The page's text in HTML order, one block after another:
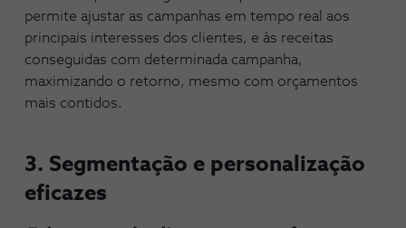
permite ajustar as campanhas em tempo real aos
principais interesses dos clientes, e às receitas
conseguidas com determinada campanha,
maximizando o retorno, mesmo com orçamentos
mais contidos.
3. Segmentação e personalização
eficazes